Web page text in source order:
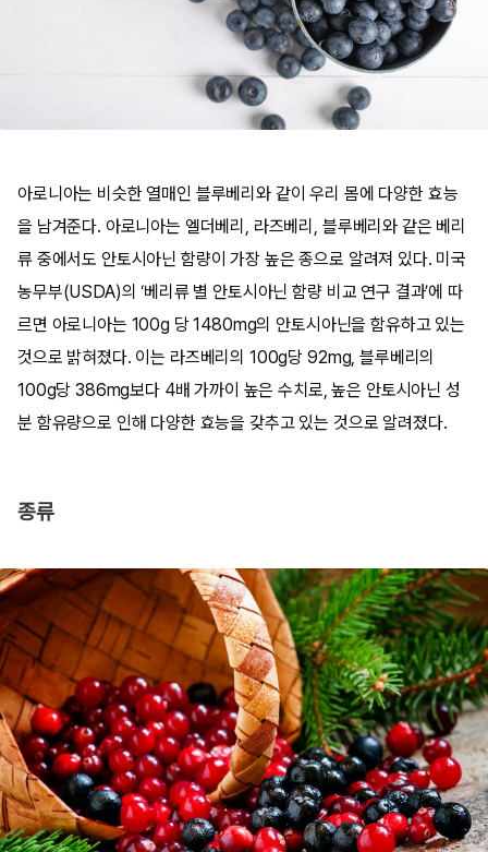
아로니아는 비슷한 열매인 블루베리와 같이 우리 몸에 다양한 효능
을 남겨준다. 아로니아는 엘더베리, 라즈베리, 블루베리와 같은 베리
류 중에서도 안토시아닌 함량이 가장 높은 종으로 알려져 있다. 미국
농무부(USDA)의 ‘베리류 별 안토시아닌 함량 비교 연구 결과’에 따
르면 아로니아는 100g 당 1480mg의 안토시아닌을 함유하고 있는
것으로 밝혀졌다. 이는 라즈베리의 100g당 92mg, 블루베리의
100g당 386mg보다 4배 가까이 높은 수치로, 높은 안토시아닌 성
분 함유량으로 인해 다양한 효능을 갖추고 있는 것으로 알려졌다.
종류